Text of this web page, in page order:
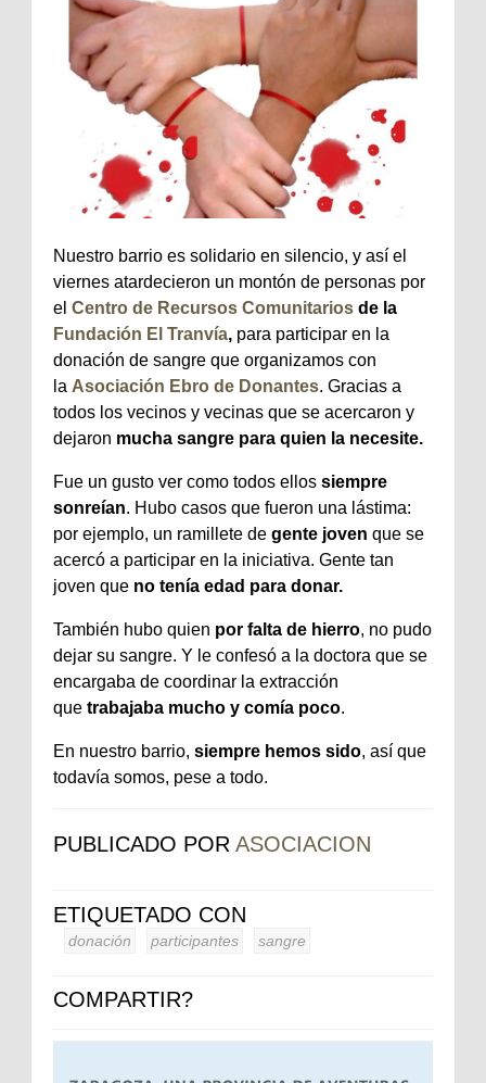
Nuestro barrio es solidario en silencio, y así el
viernes atardecieron un montón de personas por
el Centro de Recursos Comunitarios de la
Fundación El Tranvía, para participar en la
donación de sangre que organizamos con
la Asociación Ebro de Donantes. Gracias a
todos los vecinos y vecinas que se acercaron y
dejaron mucha sangre para quien la necesite.
Fue un gusto ver como todos ellos siempre
sonreían. Hubo casos que fueron una lástima:
por ejemplo, un ramillete de gente joven que se
acercó a participar en la iniciativa. Gente tan
joven que no tenía edad para donar.
También hubo quien por falta de hierro, no pudo
dejar su sangre. Y le confesó a la doctora que se
encargaba de coordinar la extracción
que trabajaba mucho y comía poco.
En nuestro barrio, siempre hemos sido, así que
todavía somos, pese a todo.
PUBLICADO POR ASOCIACION
ETIQUETADO CON
donación participantes sangre
COMPARTIR?